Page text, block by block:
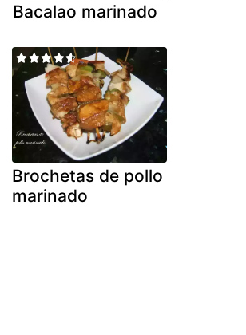
Bacalao marinado
Brochetas de pollo
marinado